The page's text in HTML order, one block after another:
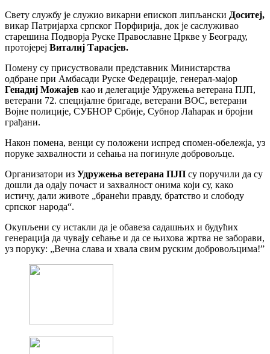
Свету службу је служио викарни епископ липљански Доситеј,
викар Патријарха српског Порфирија, док је саслуживао
старешина Подворја Руске Православне Цркве у Београду,
протојереј Виталиј Тарасјев.
Помену су присуствовали представник Министарства
одбране при Амбасади Руске Федерације, генерал-мајор
Генадиј Можајев као и делегације Удружења ветерана ПЈП,
ветерани 72. специјалне бригаде, ветерани ВОС, ветерани
Војне полиције, СУБНОР Србије, Субнор Лаћарак и бројни
грађани.
Након помена, венци су положени испред спомен-обележја, уз
поруке захвалности и сећања на погинуле добровољце.
Организатори из Удружења ветерана ПЈП су поручили да су
дошли да одају почаст и захвалност онима који су, како
истичу, дали животе „бранећи правду, братство и слободу
српског народа“.
Окупљени су истакли да је обавеза садашњих и будућих
генерација да чувају сећање и да се њихова жртва не заборави,
уз поруку: „Вечна слава и хвала свим руским добровољцима!”